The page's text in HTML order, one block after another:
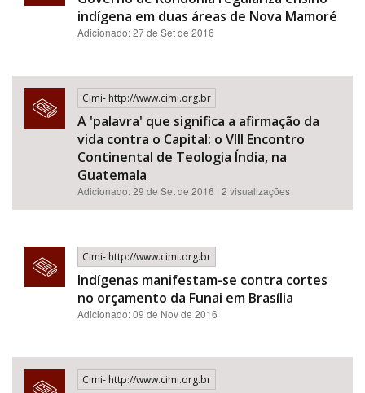
indígena em duas áreas de Nova Mamoré
Adicionado: 27 de Set de 2016
Cimi- http://www.cimi.org.br
A 'palavra' que significa a afirmação da
vida contra o Capital: o VIII Encontro
Continental de Teologia Índia, na
Guatemala
Adicionado: 29 de Set de 2016 | 2 visualizações
Cimi- http://www.cimi.org.br
Indígenas manifestam-se contra cortes
no orçamento da Funai em Brasília
Adicionado: 09 de Nov de 2016
Cimi- http://www.cimi.org.br